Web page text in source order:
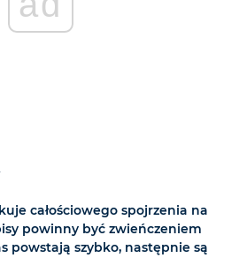
całościowego spojrzenia na
powinny być zwieńczeniem
powstają szybko, następnie są